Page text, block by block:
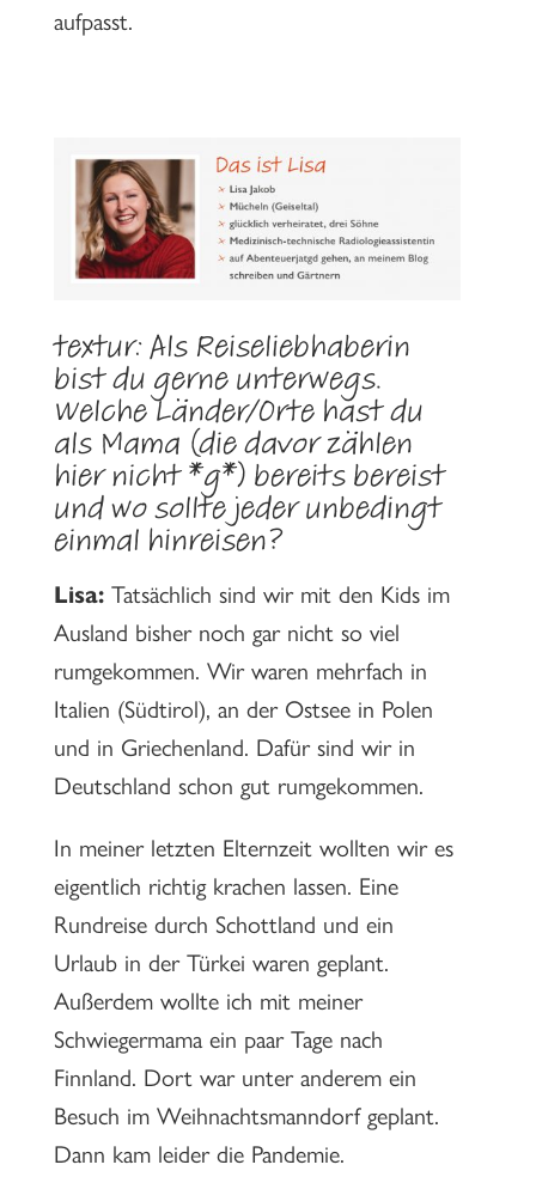
aufpasst.
textur:Als Reiseliebhaberin
bist du gerne unterwegs.
Welche Länder/Orte hast du
als Mama (die davor zählen
hier nicht *g*) bereits bereist
und wo sollte jeder unbedingt
einmal hinreisen?
Lisa: Tatsächlich sind wir mit den Kids im
Ausland bisher noch gar nicht so viel
rumgekommen. Wir waren mehrfach in
Italien (Südtirol), an der Ostsee in Polen
und in Griechenland. Dafür sind wir in
Deutschland schon gut rumgekommen.
In meiner letzten Elternzeit wollten wir es
eigentlich richtig krachen lassen. Eine
Rundreise durch Schottland und ein
Urlaub in der Türkei waren geplant.
Außerdem wollte ich mit meiner
Schwiegermama ein paar Tage nach
Finnland. Dort war unter anderem ein
Besuch im Weihnachtsmanndorf geplant.
Dann kam leider die Pandemie.